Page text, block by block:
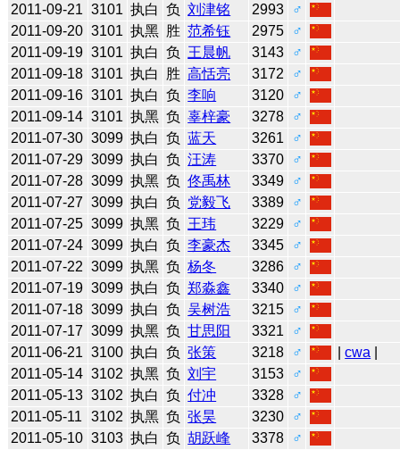
2011-09-21 3101 执白 负 刘津铭 2993
♂
2011-09-20 3101 执黑 胜 范希钰 2975
♂
2011-09-19 3101 执白 负 王晨帆 3143
♂
2011-09-18 3101 执白 胜 高恬亮 3172
♂
2011-09-16 3101 执白 负 李响 3120
♂
2011-09-14 3101 执黑 负 辜梓豪 3278
♂
2011-07-30 3099 执白 负 蓝天 3261
♂
2011-07-29 3099 执白 负 汪涛 3370
♂
2011-07-28 3099 执黑 负 佟禹林 3349
♂
2011-07-27 3099 执白 负 党毅飞 3389
♂
2011-07-25 3099 执黑 负 王玮 3229
♂
2011-07-24 3099 执白 负 李豪杰 3345
♂
2011-07-22 3099 执黑 负 杨冬 3286
♂
2011-07-19 3099 执白 负 郑淼鑫 3340
♂
2011-07-18 3099 执白 负 吴树浩 3215
♂
2011-07-17 3099 执黑 负 甘思阳 3321
♂
2011-06-21 3100 执白 负 张策 3218 ♂ |cwa
2011-05-14 3102 执黑 负 刘宇 3153
♂
2011-05-13 3102 执白 负 付冲 3328
♂
2011-05-11
3102 执黑 负 张昊 3230
♂
2011-05-10 3103 执白 负 胡跃峰 3378
♂